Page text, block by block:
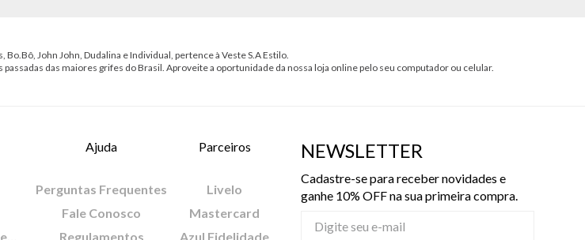
Bo.Bô, John John, Dudalina e Individual, pertence à Veste S.A Estilo.
das maiores grifes do Brasil. Aproveite a oportunidade da nossa loja online pelo seu computador ou celular.
Ajuda
Perguntas Frequentes
Fale Conosco
Regulamentos
Parceiros
Livelo
Mastercard
Azul Fidelidade
NEWSLETTER
Cadastre-se para receber novidades e
ganhe 10% OFF na sua primeira compra.